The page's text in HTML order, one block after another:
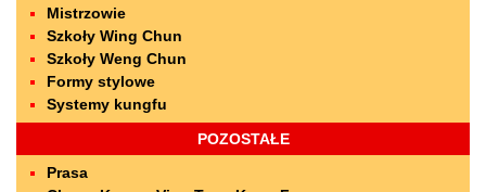
Mistrzowie
Szkoły Wing Chun
Szkoły Weng Chun
Formy stylowe
Systemy kungfu
POZOSTAŁE
Prasa